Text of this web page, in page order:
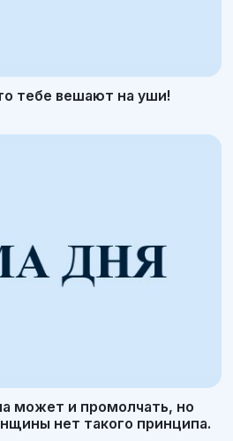
тебе вешают на уши!
может и промолчать, но
нет такого принципа.